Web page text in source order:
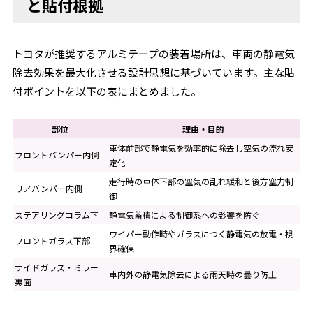
と貼付根拠
トヨタが推奨するアルミテープの装着場所は、車両の静電気
除去効果を最大化させる設計思想に基づいています。主な貼
付ポイントを以下の表にまとめました。
部位 理由・目的
フロントバンパー内側
車体前部で静電気を効率的に除去し空気の流れ安
定化
リアバンパー内側
走行時の車体下部の空気の乱れ緩和と後方空力制
御
ステアリングコラム下
静電気蓄積による制御系への影響を防ぐ
フロントガラス下部
ワイパー動作時やガラスにつく静電気の放電・視
界確保
サイドガラス・ミラー
裏面
車内外の静電気除去による雨天時の曇り防止